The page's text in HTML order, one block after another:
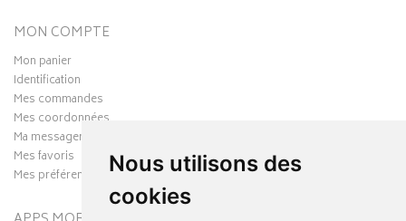
Nous utilisons des
cookies
MON COMPTE
Mon panier
Identification
Mes commandes
Mes coordonnées
Ma messagerie
Mes favoris
Mes préférences Cookies